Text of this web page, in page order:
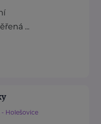
...
- Holešovice